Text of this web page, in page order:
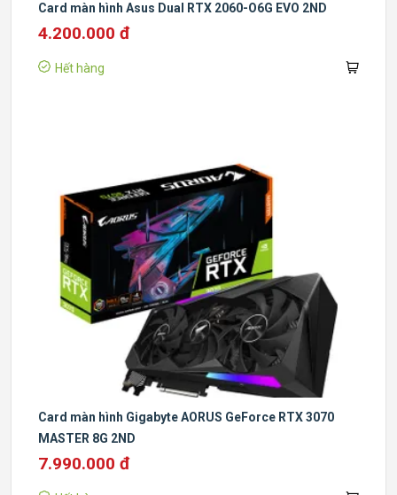
Card màn hình Asus Dual RTX 2060-O6G EVO 2ND
4.200.000 đ
Hết hàng
Card màn hình Gigabyte AORUS GeForce RTX 3070
MASTER 8G 2ND
7.990.000 đ